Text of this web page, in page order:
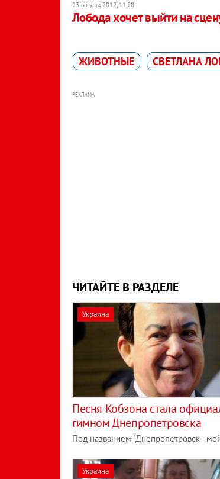
23 августа 2012, 11:28
Лобода хочет выйти на
ЖИВОТНЫЕ СВЕТЛАНА
РЕКЛАМА
ЧИТАЙТЕ В РАЗДЕЛЕ
Украина
Песня Кобзона стала
гимном Днепропетровска
Под названием "Днепропетровск -
Украина